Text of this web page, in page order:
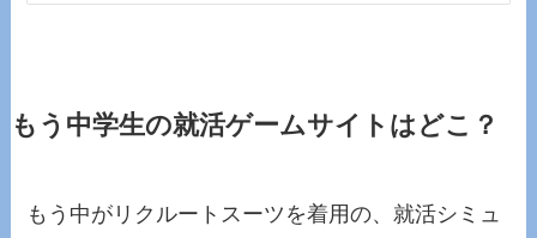
もう中学生の就活ゲームサイトはどこ？
もう中がリクルートスーツを着用の、就活シミュ